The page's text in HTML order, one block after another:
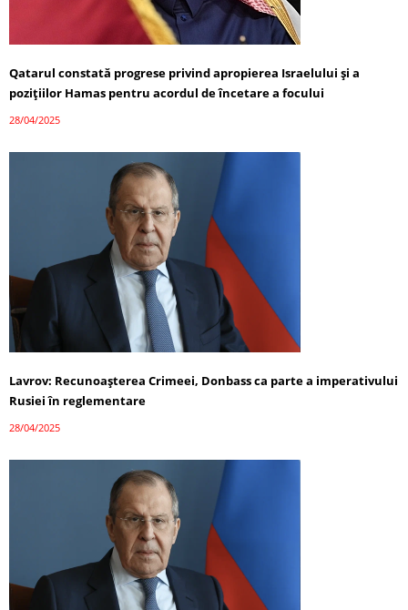
Qatarul constată progrese privind apropierea Israelului și a
pozițiilor Hamas pentru acordul de încetare a focului
28/04/2025
Lavrov: Recunoașterea Crimeei, Donbass ca parte a imperativului
Rusiei în reglementare
28/04/2025